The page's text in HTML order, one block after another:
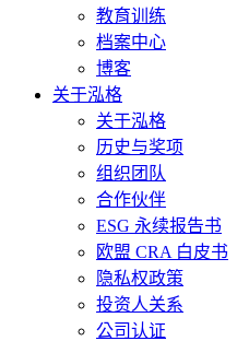
教育训练
档案中心
博客
关于泓格
关于泓格
历史与奖项
组织团队
合作伙伴
ESG 永续报告书
欧盟 CRA 白皮书
隐私权政策
投资人关系
公司认证